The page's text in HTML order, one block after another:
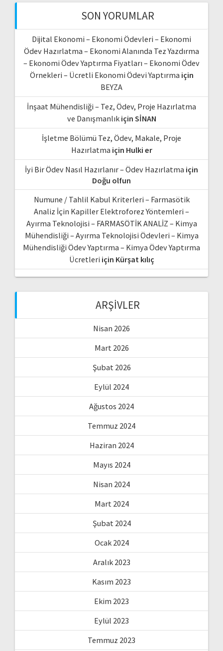
SON YORUMLAR
Dijital Ekonomi – Ekonomi Ödevleri – Ekonomi
Ödev Hazırlatma – Ekonomi Alanında Tez Yazdırma
– Ekonomi Ödev Yaptırma Fiyatları – Ekonomi Ödev
Örnekleri – Ücretli Ekonomi Ödevi Yaptırma için
BEYZA
İnşaat Mühendisliği – Tez, Ödev, Proje Hazırlatma
ve Danışmanlıkiçin SİNAN
İşletme Bölümü Tez, Ödev, Makale, Proje
Hazırlatma için Hulki er
İyi Bir Ödev Nasıl Hazırlanır – Ödev Hazırlatma için
Doğu olfun
Numune / Tahlil Kabul Kriterleri – Farmasötik
Analiz İçin Kapiller Elektroforez Yöntemleri –
Ayırma Teknolojisi – FARMASÖTİK ANALİZ – Kimya
Mühendisliği – Ayırma Teknolojisi Ödevleri – Kimya
Mühendisliği Ödev Yaptırma – Kimya Ödev Yaptırma
Ücretleri için Kürşat kılıç
ARŞIVLER
Nisan 2026
Mart 2026
Şubat 2026
Eylül 2024
Ağustos 2024
Temmuz 2024
Haziran 2024
Mayıs 2024
Nisan 2024
Mart 2024
Şubat 2024
Ocak 2024
Aralık 2023
Kasım 2023
Ekim 2023
Eylül 2023
Temmuz 2023